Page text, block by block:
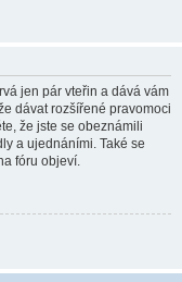
jen pár vteřin a dává vám
dávat rozšířené pravomoci
že jste se obeznámili
a ujednáními. Také se
fóru objeví.